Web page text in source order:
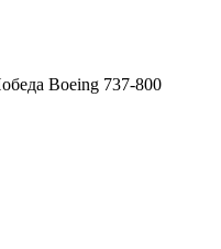
Boeing 737-800